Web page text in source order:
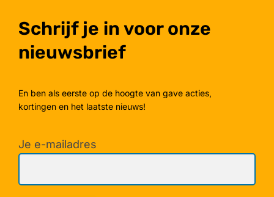
Schrijf je in voor onze
nieuwsbrief
En ben als eerste op de hoogte van gave acties,
kortingen en het laatste nieuws!
Je e-mailadres